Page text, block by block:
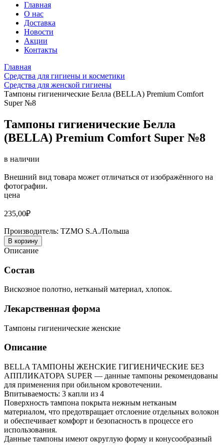
Главная
О нас
Доставка
Новости
Акции
Контакты
Главная
Средства для гигиены и косметики
Средства для женской гигиены
Тампоны гигиенические Белла (BELLA) Premium Comfort
Super №8
Тампоны гигиенические Белла
(BELLA) Premium Comfort Super №8
в наличии
Внешний вид товара может отличаться от изображённого на
фотографии.
цена
235,00₽
Производитель: TZMO S.A./Польша
В корзину
Описание
Состав
Вискозное полотно, нетканый материал, хлопок.
Лекарственная форма
Тампоны гигиенические женские
Описание
BELLA ТАМПОНЫ ЖЕНСКИЕ ГИГИЕНИЧЕСКИЕ БЕЗ
АППЛИКАТОРА SUPER — данные тампоны рекомендованы
для применения при обильном кровотечении.
Впитываемость: 3 капли из 4
Поверхность тампона покрыта нежным нетканым
материалом, что предотвращает отслоение отдельных волокон
и обеспечивает комфорт и безопасность в процессе его
использования.
Данные тампоны имеют округлую форму и конусообразный